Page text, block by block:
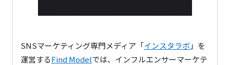
SNSマーケティング専門メディア「インスタラボ 」を
運営するFind Modelでは、インフルエンサーマーケテ